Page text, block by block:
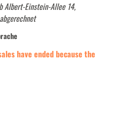
Albert-Einstein-Allee 14,
have ended because the